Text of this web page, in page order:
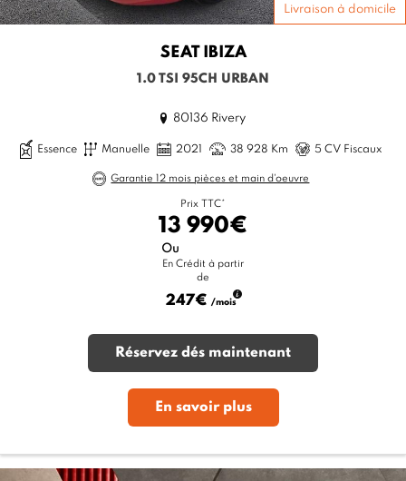
Livraison à domicile
SEAT IBIZA
1.0 TSI 95CH URBAN
80136 Rivery
Essence Manuelle 2021 38 928 Km 5 CV Fiscaux
Garantie 12 mois pièces et main d'oeuvre
Prix TTC*
13 990€
Ou
En Crédit à partir
de
247€ /mois
Réservez dés maintenant
En savoir plus